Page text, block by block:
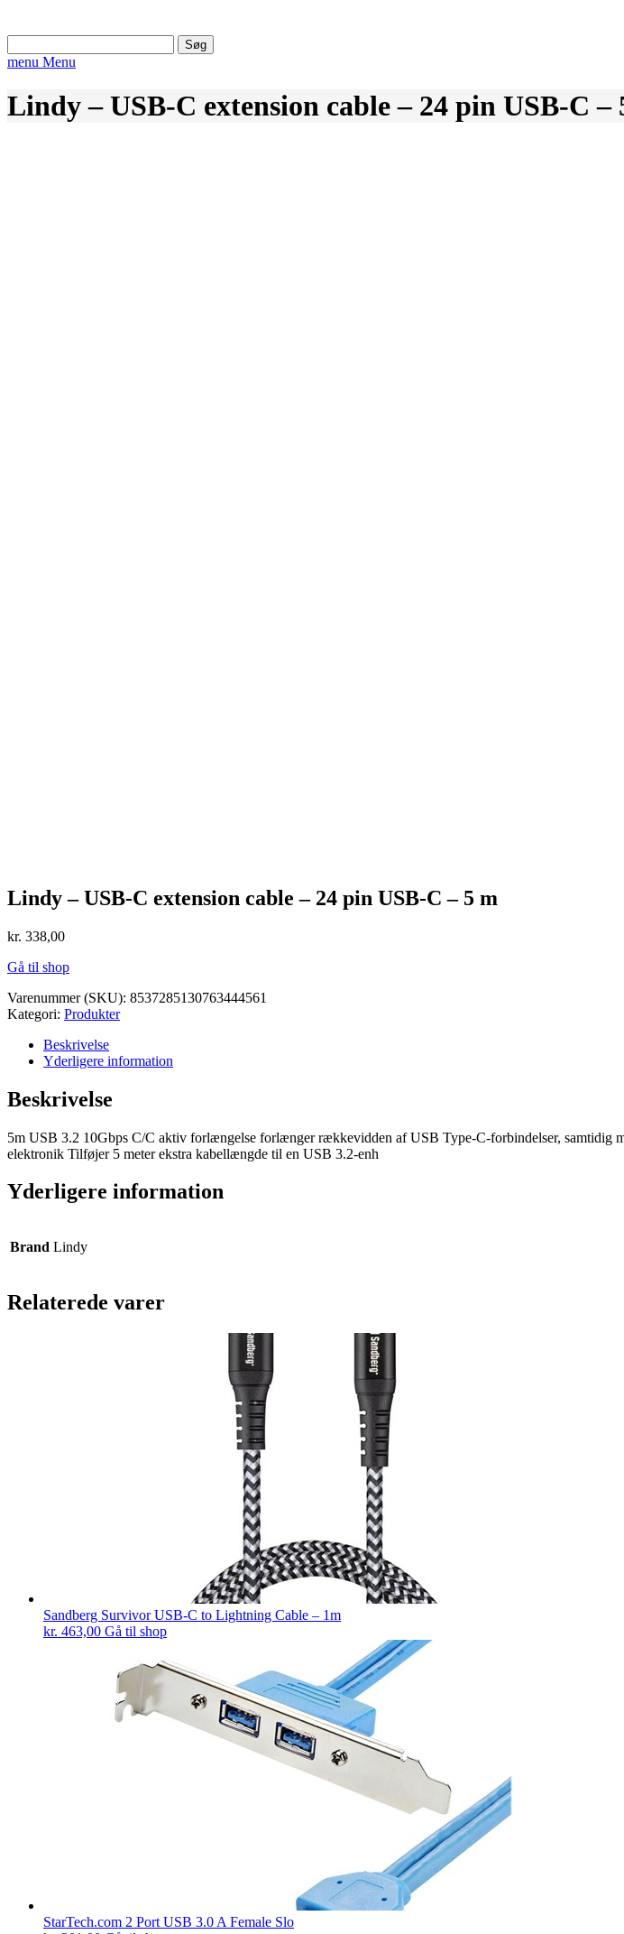
efter:
menu Menu
Lindy – USB-C extension cable – 24 pin USB-C –
Lindy – USB-C extension cable – 24 pin USB-C – 5 m
kr. 338,00
Gå til shop
Varenummer (SKU): 8537285130763444561
Kategori: Produkter
Beskrivelse
Yderligere information
Beskrivelse
5m USB 3.2 10Gbps C/C aktiv forlængelse forlænger rækkevidden af USB Type-C-forbindelser, samtidig
elektronik Tilføjer 5 meter ekstra kabellængde til en USB 3.2-enh
Yderligere information
Brand Lindy
Relaterede varer
Sandberg Survivor USB-C to Lightning Cable – 1m
kr. 463,00 Gå til shop
StarTech.com 2 Port USB 3.0 A Female Slo